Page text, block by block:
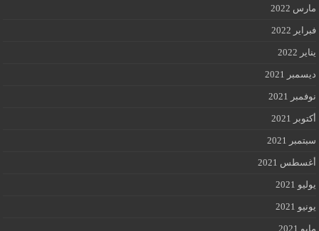
مارس 2022
فبراير 2022
يناير 2022
ديسمبر 2021
نوفمبر 2021
أكتوبر 2021
سبتمبر 2021
أغسطس 2021
يوليو 2021
يونيو 2021
مايو 2021